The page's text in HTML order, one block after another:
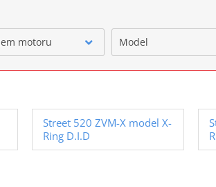
motoru Model
Street 520 ZVM-X model X-
Ring D.I.D